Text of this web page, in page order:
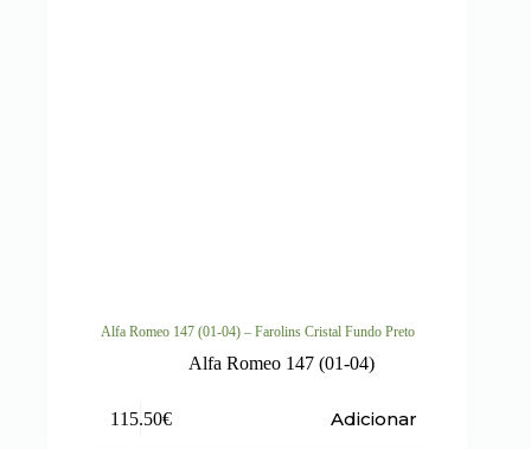
Alfa Romeo 147 (01-04) – Farolins Cristal Fundo Preto
Alfa Romeo 147 (01-04)
115.50€ Adicionar